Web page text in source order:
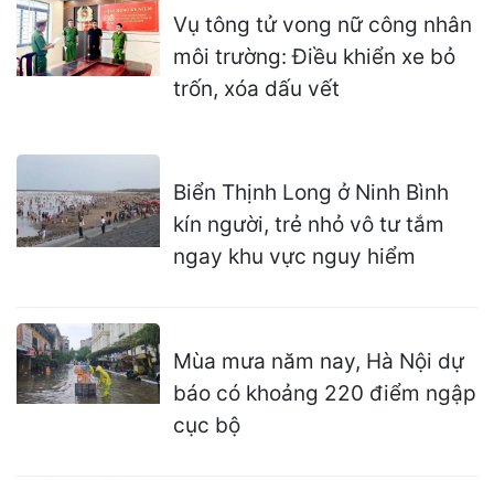
Vụ tông tử vong nữ công nhân
môi trường: Điều khiển xe bỏ
trốn, xóa dấu vết
Biển Thịnh Long ở Ninh Bình
kín người, trẻ nhỏ vô tư tắm
ngay khu vực nguy hiểm
Mùa mưa năm nay, Hà Nội dự
báo có khoảng 220 điểm ngập
cục bộ